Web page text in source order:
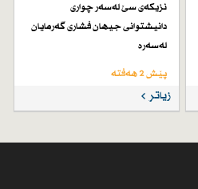
نزیكەی سێ لەسەر چواری
دانیشتوانی جیهان فشاری گەرمایان
لەسەرە
پێش 2 هەفتە
زیاتر